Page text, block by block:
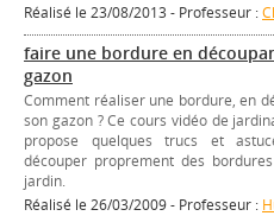
Réalisé le 23/08/2013 - Professeur :
faire une bordure en
gazon
Comment réaliser une bordure, en
son gazon ? Ce cours vidéo de
propose quelques trucs et
découper proprement des
jardin.
Réalisé le 26/03/2009 - Professeur :